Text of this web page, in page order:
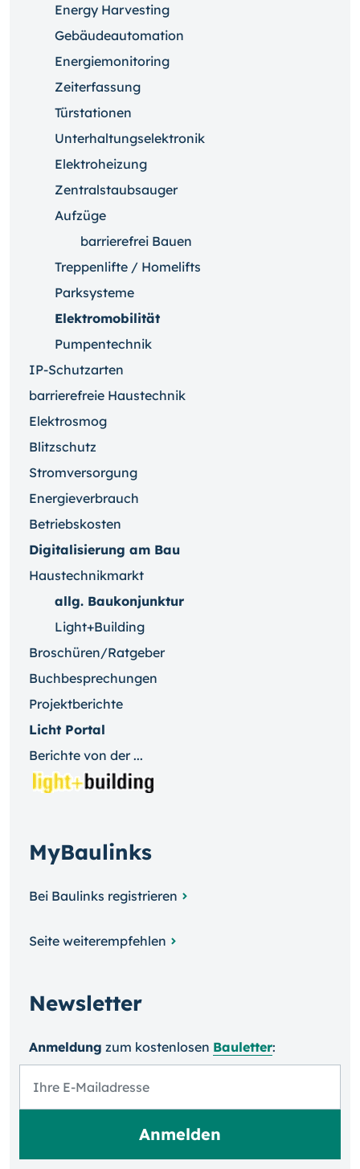
Energy Harvesting
Gebäudeautomation
Energiemonitoring
Zeiterfassung
Türstationen
Unterhaltungselektronik
Elektroheizung
Zentralstaubsauger
Aufzüge
barrierefrei Bauen
Treppenlifte / Homelifts
Parksysteme
Elektromobilität
Pumpentechnik
IP-Schutzarten
barrierefreie Haustechnik
Elektrosmog
Blitzschutz
Stromversorgung
Energieverbrauch
Betriebskosten
Digitalisierung am Bau
Haustechnikmarkt
allg. Baukonjunktur
Light+Building
Broschüren/Ratgeber
Buchbesprechungen
Projektberichte
Licht Portal
Berichte von der ...
MyBaulinks
Bei Baulinks registrieren
Seite weiterempfehlen
Newsletter
Anmeldung zum kosten­losen Bauletter: